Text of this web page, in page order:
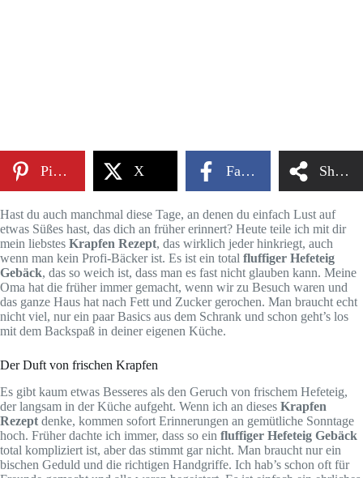
Pinterest X Facebook Share
Hast du auch manchmal diese Tage, an denen du einfach Lust auf
etwas Süßes hast, das dich an früher erinnert? Heute teile ich mit dir
mein liebstes Krapfen Rezept, das wirklich jeder hinkriegt, auch
wenn man kein Profi-Bäcker ist. Es ist ein total fluffiger Hefeteig
Gebäck, das so weich ist, dass man es fast nicht glauben kann. Meine
Oma hat die früher immer gemacht, wenn wir zu Besuch waren und
das ganze Haus hat nach Fett und Zucker gerochen. Man braucht echt
nicht viel, nur ein paar Basics aus dem Schrank und schon geht’s los
mit dem Backspaß in deiner eigenen Küche.
Der Duft von frischen Krapfen
Es gibt kaum etwas Besseres als den Geruch von frischem Hefeteig,
der langsam in der Küche aufgeht. Wenn ich an dieses Krapfen
Rezept denke, kommen sofort Erinnerungen an gemütliche Sonntage
hoch. Früher dachte ich immer, dass so ein fluffiger Hefeteig Gebäck
total kompliziert ist, aber das stimmt gar nicht. Man braucht nur ein
bischen Geduld und die richtigen Handgriffe. Ich hab’s schon oft für